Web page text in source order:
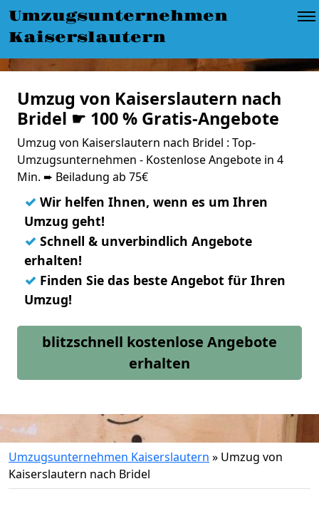
Umzugsunternehmen
Kaiserslautern
Umzug von Kaiserslautern nach
Bridel ☛ 100 % Gratis-Angebote
Umzug von Kaiserslautern nach Bridel : Top-
Umzugsunternehmen - Kostenlose Angebote in 4
Min. ➨ Beiladung ab 75€
✓ Wir helfen Ihnen, wenn es um Ihren
Umzug geht!
✓ Schnell & unverbindlich Angebote
erhalten!
✓ Finden Sie das beste Angebot für Ihren
Umzug!
blitzschnell kostenlose Angebote
erhalten
Umzugsunternehmen Kaiserslautern » Umzug von
Kaiserslautern nach Bridel